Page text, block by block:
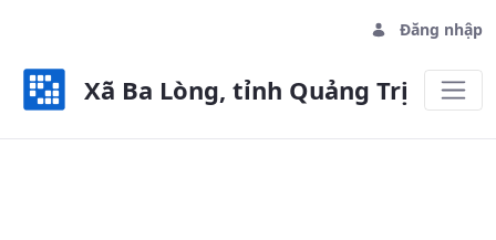
Đăng nhập
Xã Ba Lòng, tỉnh Quảng Trị